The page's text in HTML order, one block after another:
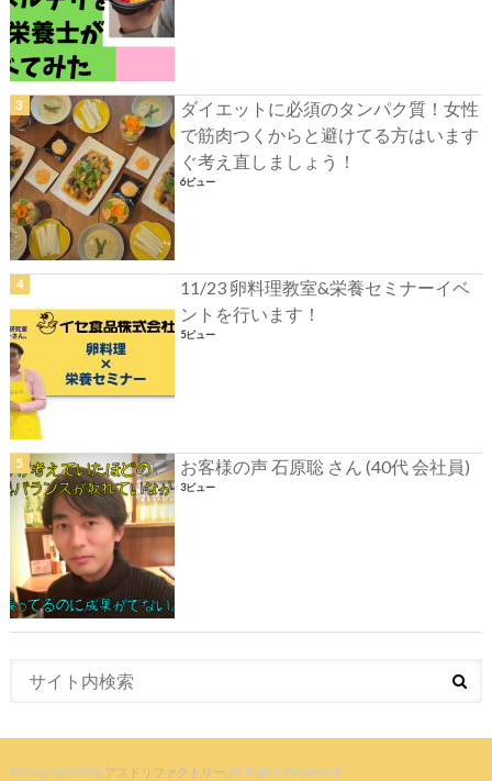
ダイエットに必須のタンパク質！女性
で筋肉つくからと避けてる方はいます
ぐ考え直しましょう！
6ビュー
11/23 卵料理教室&栄養セミナーイベ
ントを行います！
5ビュー
お客様の声 石原聡 さん (40代 会社員)
3ビュー
©Copyright2026 アスドリファクトリー .All Rights Reserved.